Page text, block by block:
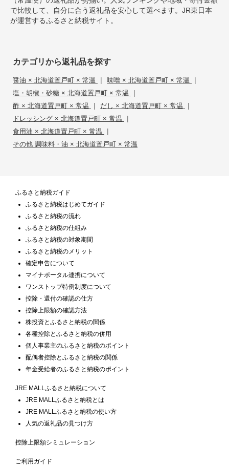
で比較して、自分に合う返礼品を安心して選べます。JR東日本
が運営するふるさと納税サイト。
カテゴリから返礼品を探す
醤油 × 北海道置戸町 × 常温 | 味噌 × 北海道置戸町 × 常温 |
塩・胡椒・砂糖 × 北海道置戸町 × 常温 |
酢 × 北海道置戸町 × 常温 | だし × 北海道置戸町 × 常温 |
ドレッシング × 北海道置戸町 × 常温 |
食用油 × 北海道置戸町 × 常温 |
その他 調味料・油 × 北海道置戸町 × 常温
ふるさと納税ガイド
ふるさと納税はじめてガイド
ふるさと納税の流れ
ふるさと納税の仕組み
ふるさと納税の対象期間
ふるさと納税のメリット
確定申告について
マイナポータル連携について
ワンストップ特例制度について
控除・還付の確認の仕方
控除上限額の確認方法
株投資とふるさと納税の関係
各種控除とふるさと納税の併用
個人事業主のふるさと納税のポイント
配偶者控除とふるさと納税の関係
年金受給者のふるさと納税のポイント
JRE MALLふるさと納税について
JRE MALLふるさと納税とは
JRE MALLふるさと納税の使い方
人気の返礼品の見つけ方
控除上限額シミュレーション
ご利用ガイド